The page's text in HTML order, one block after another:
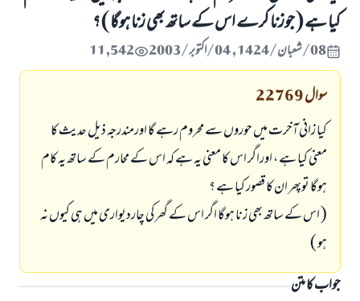
کیا ہے ( جوزنا کرے اس کے ساتھ بھی زنا ہوگا ) ؟
08/شعبان/1424 , 04/اکتوبر/2003 11,542
سوال22769
کیا زانی آخرت میں حوروں سے محروم رہے گا اورمندرجہ ذیل حديث کا
معنی کیا ہے ، اوراگر اس کا معنی یہ ہے کہ اس کے محارم کے ساتھ یہ کام
ہوگا توپھر ان کا قصور کیا ہے ؟
( اس کے ساتھ بھی زنا ہوگا اگر اس کے گھر کی چاردیواری میں ہی کیوں نہ
ہو )
جواب کا متن